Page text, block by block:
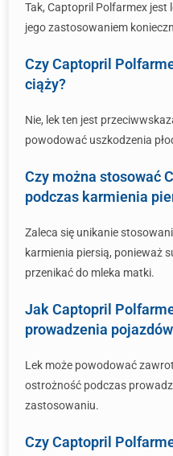
Tak, Captopril Polfarmex jest
jego zastosowaniem
Czy Captopril
ciąży?
Nie, lek ten jest
powodować uszkodzenia
Czy można stosować
podczas karmienia
Zaleca się unikanie
karmienia piersią, ponieważ
przenikać do mleka matki.
Jak Captopril
prowadzenia
Lek może powodować
ostrożność podczas
zastosowaniu.
Czy Captopril